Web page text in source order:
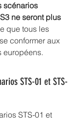
scénarios
ne seront plus
que tous les
conformer aux
européens.
STS-01 et STS-
STS-01 et